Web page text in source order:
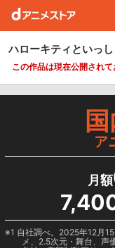
ハローキティといっ
この作品は現在公開され
ア
月額
1 自社調べ。2025年12月
メ、2.5次元・舞台、声